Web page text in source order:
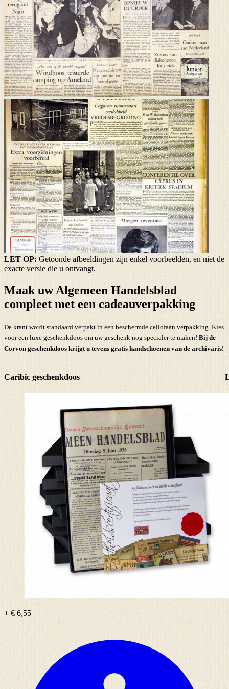
LET OP: Getoonde afbeeldingen zijn enkel voorbeelden, en niet de
exacte versie die u ontvangt.
Maak uw Algemeen Handelsblad
compleet met een cadeauverpakking
De krant wordt standaard verpakt in een beschermde cellofaan verpakking. Kies
voor een luxe geschenkdoos om uw geschenk nog specialer te maken! Bij de
Corvon geschenkdoos krijgt u tevens gratis handschoenen van de archivaris!
Caribic geschenkdoos
+ € 6,55